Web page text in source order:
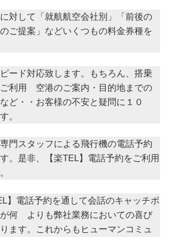
対して「就航航空会社別」「前後の
ご提案」などいくつもの料金券種を
ード対応致します。もちろん、搭乗
利用 空港のご案内・目的地までの
ど・・お客様の不安と疑問に１０
。
門スタッフによる飛行機の電話予約
。是非、【楽TEL】電話予約をご利用
】電話予約を通して会話のキャッチボ
何 よりも弊社業務においての喜び
ます。これからもヒューマンコミュ